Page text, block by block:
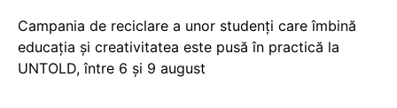
Campania de reciclare a unor studenți care îmbină
educația și creativitatea este pusă în practică la
UNTOLD, între 6 și 9 august